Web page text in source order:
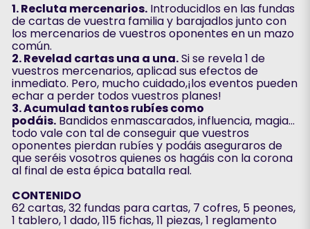
1. Recluta mercenarios.Introducidlos en las fundas
de cartas de vuestra familia y barajadlos junto con
los mercenarios de vuestros oponentes en un mazo
común.
2. Revelad cartas una a una.Si se revela 1 de
vuestros mercenarios, aplicad sus efectos de
inmediato. Pero, mucho cuidado,¡los eventos pueden
echar a perder todos vuestros planes!
3. Acumulad tantos rubíes como
podáis.Bandidos enmascarados, influencia, magia…
todo vale con tal de conseguir que vuestros
oponentes pierdan rubíes y podáis aseguraros de
que seréis vosotros quienes os hagáis con la corona
al final de esta épica batalla real.
CONTENIDO
62 cartas, 32 fundas para cartas, 7 cofres, 5 peones,
1 tablero, 1 dado, 115 fichas, 11 piezas, 1 reglamento